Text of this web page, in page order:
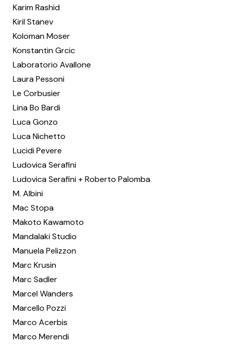
Karim Rashid
Kiril Stanev
Koloman Moser
Konstantin Grcic
Laboratorio Avallone
Laura Pessoni
Le Corbusier
Lina Bo Bardi
Luca Gonzo
Luca Nichetto
Lucidi Pevere
Ludovica Serafini
Ludovica Serafini + Roberto Palomba
M. Albini
Mac Stopa
Makoto Kawamoto
Mandalaki Studio
Manuela Pelizzon
Marc Krusin
Marc Sadler
Marcel Wanders
Marcello Pozzi
Marco Acerbis
Marco Merendi